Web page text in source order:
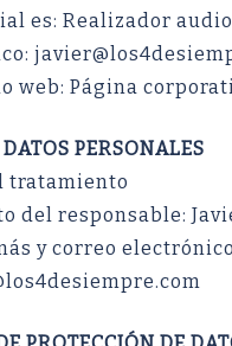
es: Realizador
web: Página
PERSONALES
tratamiento
del responsable:
y correo